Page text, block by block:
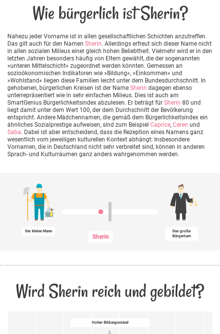
Wie bürgerlich ist Sherin?
Nahezu jeder Vorname ist in allen gesellschaftlichen Schichten anzutreffen.
Das gilt auch für den Namen Sherin. Allerdings erfreut sich dieser Name nicht
in allen sozialen Milieus einer gleich hohen Beliebtheit. Vielmehr wird er in den
letzten Jahren besonders häufig von Eltern gewählt, die der sogenannten
»unteren Mittelschicht« zugeordnet werden könnten. Gemessen an
sozioökonomischen Indikatoren wie »Bildung«, »Einkommen« und
»Wohlstand« liegen diese Familien leicht unter dem Bundesdurchschnitt. In
gehobenen, bürgerlichen Kreisen ist der Name Sherin dagegen ebenso
unterrepräsentiert wie in sehr einfachen Milieus. Dies ist auch am
SmartGenius Bürgerlichkeitsindex abzulesen. Er beträgt für Sherin 80 und
liegt damit unter dem Wert 100, der dem Durchschnitt der Bevölkerung
entspricht. Andere Mädchennamen, die gemäß dem Bürgerlichkeitsindex ein
ähnliches Sozialprestige aufweisen, sind zum Beispiel Caprice, Ceren und
Saba. Dabei ist aber entscheidend, dass die Rezeption eines Namens ganz
wesentlich vom jeweiligen kulturellen Kontext abhängt: Insbesondere
Vornamen, die in Deutschland nicht sehr verbreitet sind, können in anderen
Sprach- und Kulturräumen ganz anders wahrgenommen werden.
Der kleine Mann
Sherin
Das große
Bürgertum
Wird Sherin reich und gebildet?
Hoher Bildungsstand